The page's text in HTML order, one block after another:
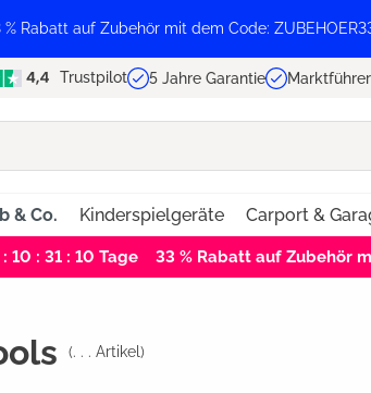
% Rabatt auf Zubehör mit dem Code:
Trustpilot 5 Jahre Garantie
& Co. Kinderspielgeräte Carport &
10 : 31 : 09 Tage 33 % Rabatt auf Zubehör
(. . . Artikel)